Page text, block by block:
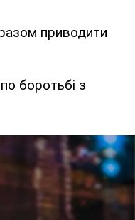
приводити
боротьбі з